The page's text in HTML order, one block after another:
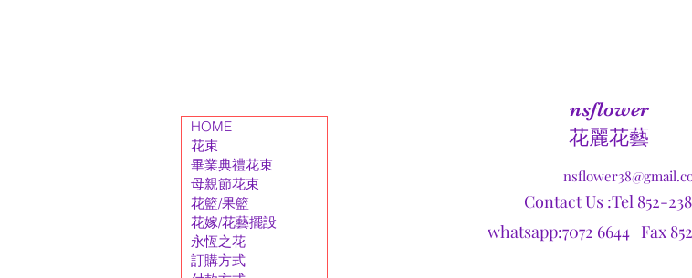
HOME
花束
畢業典禮花束
母親節花束
花籃/果籃
花嫁/花藝擺設
永恆之花
訂購方式
nsflower
​花麗花藝
Contact Us :Tel 852-
whatsapp:7072 6644 Fax